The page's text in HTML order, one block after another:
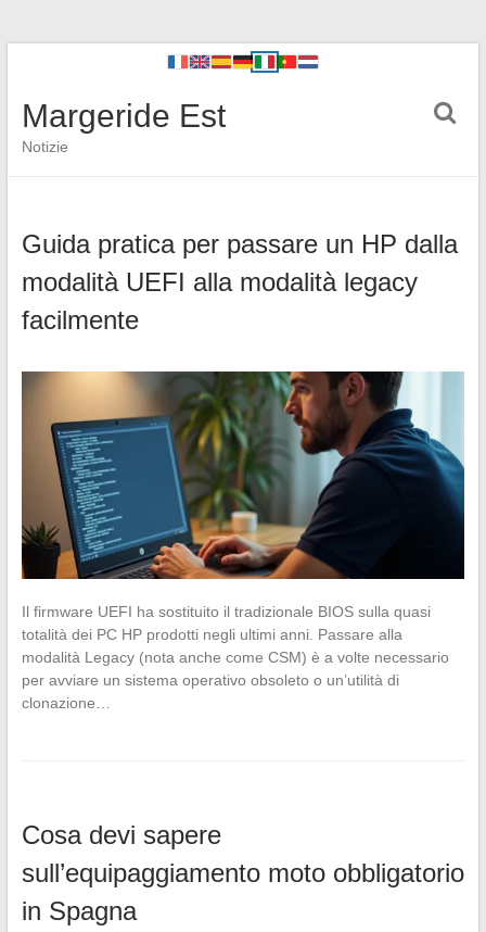
Margeride Est
Notizie
Guida pratica per passare un HP dalla
modalità UEFI alla modalità legacy
facilmente
Il firmware UEFI ha sostituito il tradizionale BIOS sulla quasi
totalità dei PC HP prodotti negli ultimi anni. Passare alla
modalità Legacy (nota anche come CSM) è a volte necessario
per avviare un sistema operativo obsoleto o un’utilità di
clonazione…
Cosa devi sapere
sull’equipaggiamento moto obbligatorio
in Spagna